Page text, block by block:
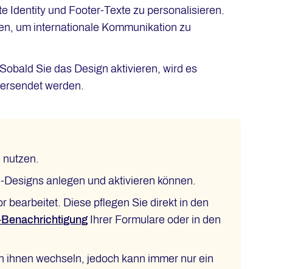
Identity und Footer-Texte zu personalisieren.
um internationale Kommunikation zu
Sie das Design aktivieren, wird es
werden.
nutzen.
anlegen und aktivieren können.
bearbeitet. Diese pflegen Sie direkt in den
Benachrichtigung Ihrer Formulare oder in den
wechseln, jedoch kann immer nur ein